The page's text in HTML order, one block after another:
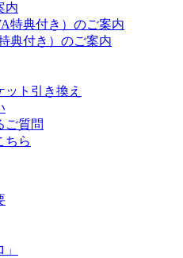
内
特典付き）のご案内
典付き）のご案内
ト引き換え
ご質問
ちら